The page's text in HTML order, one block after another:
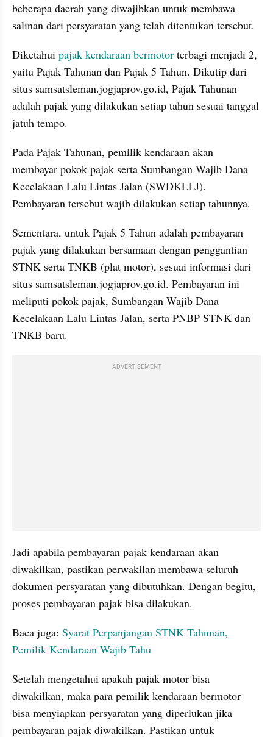
beberapa daerah yang diwajibkan untuk membawa
salinan dari persyaratan yang telah ditentukan tersebut.
Diketahui pajak kendaraan bermotor terbagi menjadi 2,
yaitu Pajak Tahunan dan Pajak 5 Tahun. Dikutip dari
situs samsatsleman.jogjaprov.go.id, Pajak Tahunan
adalah pajak yang dilakukan setiap tahun sesuai tanggal
jatuh tempo.
Pada Pajak Tahunan, pemilik kendaraan akan
membayar pokok pajak serta Sumbangan Wajib Dana
Kecelakaan Lalu Lintas Jalan (SWDKLLJ).
Pembayaran tersebut wajib dilakukan setiap tahunnya.
Sementara, untuk Pajak 5 Tahun adalah pembayaran
pajak yang dilakukan bersamaan dengan penggantian
STNK serta TNKB (plat motor), sesuai informasi dari
situs samsatsleman.jogjaprov.go.id. Pembayaran ini
meliputi pokok pajak, Sumbangan Wajib Dana
Kecelakaan Lalu Lintas Jalan, serta PNBP STNK dan
TNKB baru.
ADVERTISEMENT
Jadi apabila pembayaran pajak kendaraan akan
diwakilkan, pastikan perwakilan membawa seluruh
dokumen persyaratan yang dibutuhkan. Dengan begitu,
proses pembayaran pajak bisa dilakukan.
Baca juga: Syarat Perpanjangan STNK Tahunan,
Pemilik Kendaraan Wajib Tahu
Setelah mengetahui apakah pajak motor bisa
diwakilkan, maka para pemilik kendaraan bermotor
bisa menyiapkan persyaratan yang diperlukan jika
pembayaran pajak diwakilkan. Pastikan untuk